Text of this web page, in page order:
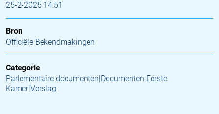
25-2-2025 14:51
Bron
Officiële Bekendmakingen
Categorie
Parlementaire documenten|Documenten Eerste
Kamer|Verslag